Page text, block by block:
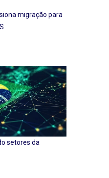
migração para
setores da